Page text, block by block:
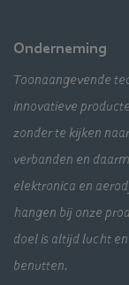
Onderneming
Toonaangevende
innovatieve
zonder te kijken
verbanden en
elektronica en
hangen bij onze
doel is altijd lucht
benutten.